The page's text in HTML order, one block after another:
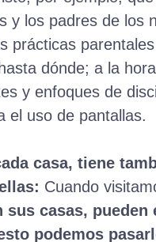
y los padres de los
prácticas
dónde; a la
y enfoques de
el uso de pantallas.
casa, tiene
Cuando
sus casas,
podemos